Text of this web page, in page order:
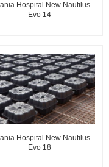
Hospital New Nautilus
Evo 14
Hospital New Nautilus
Evo 18